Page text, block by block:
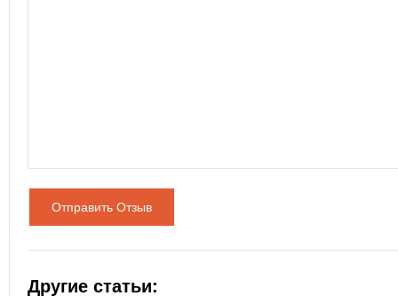
Отправить Отзыв
Другие статьи: